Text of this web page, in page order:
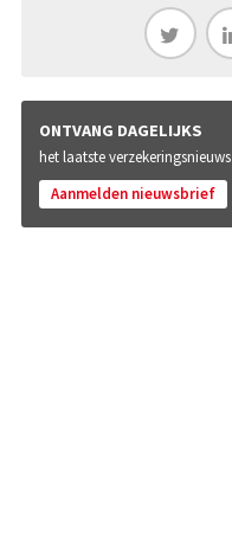
ONTVANG DAGELIJKS
het laatste verzekeringsnieuws
Aanmelden nieuwsbrief